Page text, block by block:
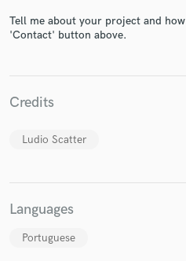
Tell me about your project and
'Contact' button above.
Credits
Ludio Scatter
Languages
Portuguese
Fund and work on your